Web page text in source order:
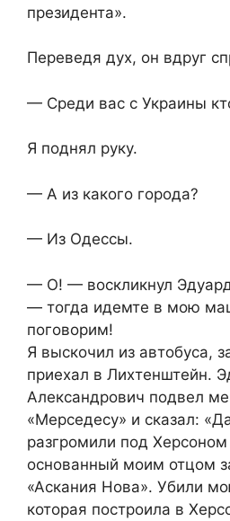
президента».
Переведя дух, он вдруг
— Среди вас с Украины
Я поднял руку.
— А из какого города?
— Из Одессы.
— О! — воскликнул
— тогда идемте в мою
поговорим!
Я выскочил из автобуса,
приехал в Лихтенштейн.
Александрович подвел
«Мерседесу» и сказал:
разгромили под
основанный моим отцом
«Аскания Нова». Убили
которая построила в